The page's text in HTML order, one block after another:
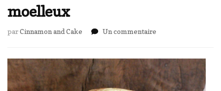
moelleux
parCinnamon and Cake Un commentaire
moelleux